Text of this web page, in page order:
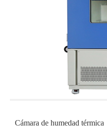
Cámara de humedad térmica